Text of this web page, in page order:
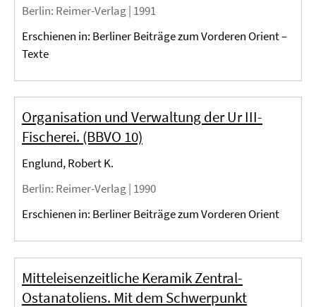
Berlin: Reimer-Verlag | 1991
Erschienen in: Berliner Beiträge zum Vorderen Orient –
Texte
Organisation und Verwaltung der Ur III-
Fischerei. (BBVO 10)
Englund, Robert K.
Berlin: Reimer-Verlag | 1990
Erschienen in: Berliner Beiträge zum Vorderen Orient
Mitteleisenzeitliche Keramik Zentral-
Ostanatoliens. Mit dem Schwerpunkt